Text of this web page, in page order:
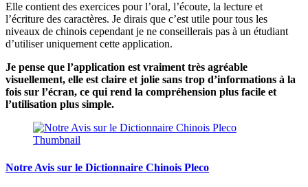
Elle contient des exercices pour l’oral, l’écoute, la lecture et
l’écriture des caractères. Je dirais que c’est utile pour tous les
niveaux de chinois cependant je ne conseillerais pas à un étudiant
d’utiliser uniquement cette application.
Je pense que l’application est vraiment très agréable
visuellement, elle est claire et jolie sans trop d’informations à la
fois sur l’écran, ce qui rend la compréhension plus facile et
l’utilisation plus simple.
Notre Avis sur le Dictionnaire Chinois Pleco